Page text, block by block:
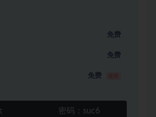
免费
免费
免费
密码： suc6